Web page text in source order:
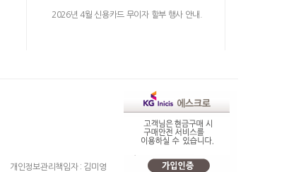
2026년 4월 신용카드 무이자 할부 행사 안내.
개인정보관리책임자 : 김미영